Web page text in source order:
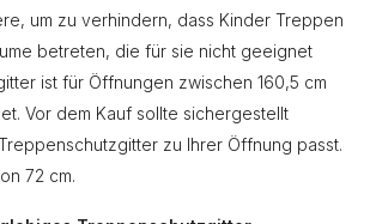
um zu verhindern, dass Kinder Treppen
betreten, die für sie nicht geeignet
ist für Öffnungen zwischen 160,5 cm
Vor dem Kauf sollte sichergestellt
zu Ihrer Öffnung passt.
72 cm.